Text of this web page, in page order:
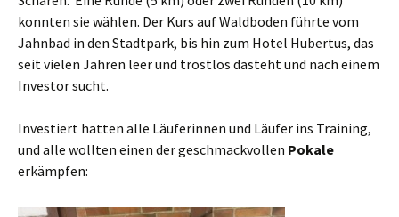
konnten sie wählen. Der Kurs auf Waldboden führte vom
Jahnbad in den Stadtpark, bis hin zum Hotel Hubertus, das
seit vielen Jahren leer und trostlos dasteht und nach einem
Investor sucht.
Investiert hatten alle Läuferinnen und Läufer ins Training,
und alle wollten einen der geschmackvollen Pokale
erkämpfen: